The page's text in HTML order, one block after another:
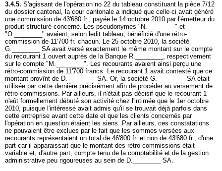
3.4.5. S'agissant de l'opération no 22 du tableau constituant la pièce 7/12
du dossier cantonal, la cour cantonale a indiqué que celle-ci avait généré
une commission de 43'680 fr., payée le 14 octobre 2010 par l'émetteur du
produit structuré concerné. Les pseudonymes "N.________" et
"O.________" avaient, selon ledit tableau, bénéficié d'une rétro-
commission de 11'700 fr. chacun. Le 25 octobre 2010, la société
G.________ SA avait versé exactement le même montant sur le compte
du recourant 1 ouvert auprès de la Banque R.________, respectivement
sur le compte "M.________". Les recourants avaient ainsi perçu une
rétro-commission de 11'700 francs. Le recourant 1 avait contesté que ce
montant provînt de D.________ SA. Or, la société G.________ SA était
utilisée par cette dernière précisément afin de procéder au versement de
rétro-commissions. Par ailleurs, il n'était pas décisif que le recourant 1
n'eût formellement débuté son activité chez l'intimée que le 1er octobre
2010, puisque l'intéressé avait admis qu'il se trouvait déjà parfois dans
cette entreprise avant cette date et que les clients concernés par
l'opération en question étaient les siens. Par ailleurs, ces constatations
ne pouvaient être exclues par le fait que les sommes versées aux
recourants représentaient un total de 46'800 fr. et non de 43'680 fr., d'une
part car il apparaissait que le montant des rétro-commissions était
variable et, d'autre part, compte tenu de la comptabilité et de la gestion
administrative peu rigoureuses au sein de D.________ SA.